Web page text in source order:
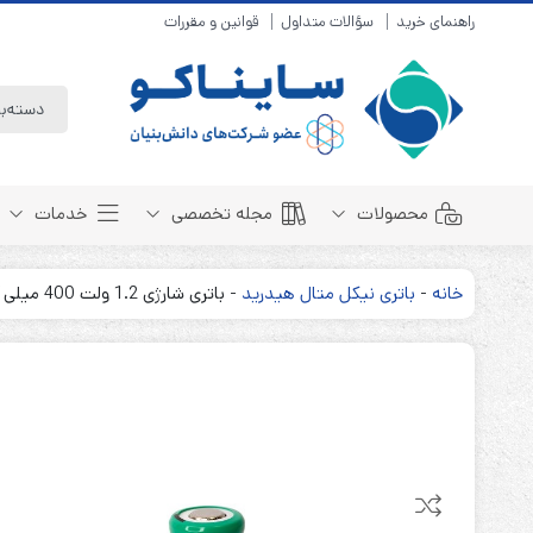
راهنمای خرید سؤالات متداول قوانین و مقررات
محصولات
باتری سیلد لید اسید
باتری نیکل متال هیدرید
مجله تخصصی
مبانی باتری
روش های شارژ
خدمات
خانه - باتری نیکل متال هیدرید - باتری شارژی 1.2 ولت 400 میلی آمپر سایز 2/3AAA موریسل MORICELL